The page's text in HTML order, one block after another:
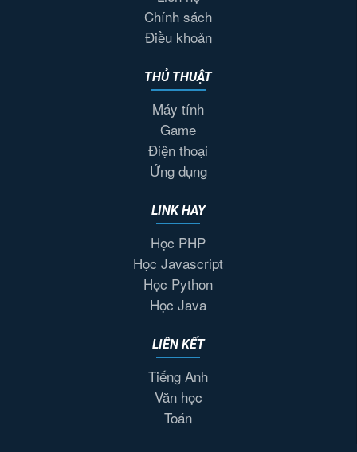
Chính sách
Điều khoản
THỦ THUẬT
Máy tính
Game
Điện thoại
Ứng dụng
LINK HAY
Học PHP
Học Javascript
Học Python
Học Java
LIÊN KẾT
Tiếng Anh
Văn học
Toán